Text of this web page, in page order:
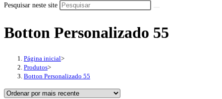
Pesquisar neste site
Botton Personalizado 55
Página inicial>
Produtos>
Botton Personalizado 55